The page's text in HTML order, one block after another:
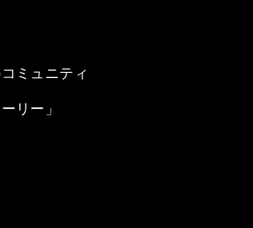
ミュニティ
リー」